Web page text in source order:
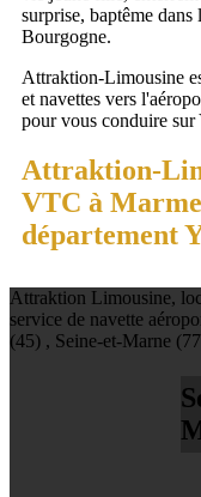
surprise, baptême
Bourgogne.
Attraktion-Limousine
et navettes vers
pour vous conduire sur
Attraktion-
VTC à
département
Attraktion Limousine,
service de navette
(45) , Seine-et-Marne